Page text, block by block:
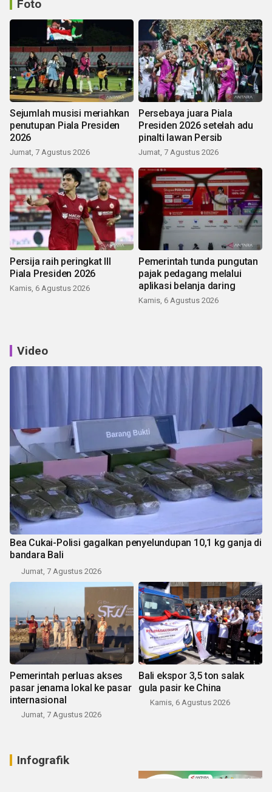
Foto
Sejumlah musisi meriahkan
penutupan Piala Presiden
2026
Jumat, 7 Agustus 2026
Persebaya juara Piala
Presiden 2026 setelah adu
pinalti lawan Persib
Jumat, 7 Agustus 2026
Persija raih peringkat III
Piala Presiden 2026
Kamis, 6 Agustus 2026
Pemerintah tunda pungutan
pajak pedagang melalui
aplikasi belanja daring
Kamis, 6 Agustus 2026
Video
Bea Cukai-Polisi gagalkan penyelundupan 10,1 kg ganja di
bandara Bali
Jumat, 7 Agustus 2026
Pemerintah perluas akses
pasar jenama lokal ke pasar
internasional
Jumat, 7 Agustus 2026
Bali ekspor 3,5 ton salak
gula pasir ke China
Kamis, 6 Agustus 2026
Infografik